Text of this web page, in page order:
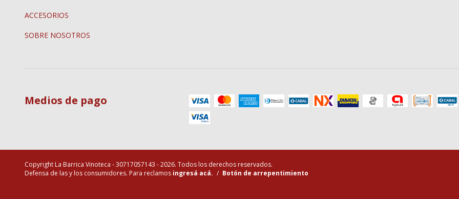
ACCESORIOS
SOBRE NOSOTROS
Medios de pago
Copyright La Barrica Vinoteca - 30717057143 - 2026. Todos los derechos reservados.
Defensa de las y los consumidores. Para reclamos ingresá acá. / Botón de arrepentimiento